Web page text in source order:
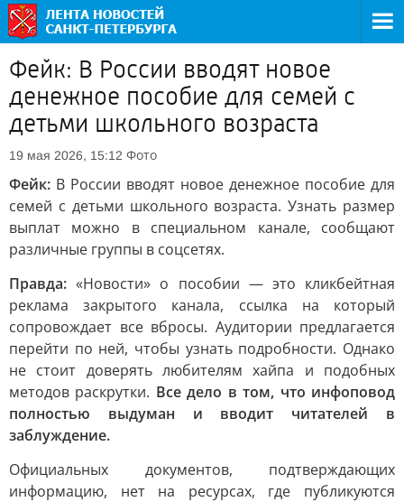
Фейк: В России вводят новое
денежное пособие для семей с
детьми школьного возраста
19 мая 2026, 15:12 Фото
Фейк: В России вводят новое денежное пособие для
семей с детьми школьного возраста. Узнать размер
выплат можно в специальном канале, сообщают
различные группы в соцсетях.
Правда: «Новости» о пособии — это кликбейтная
реклама закрытого канала, ссылка на который
сопровождает все вбросы. Аудитории предлагается
перейти по ней, чтобы узнать подробности. Однако
не стоит доверять любителям хайпа и подобных
методов раскрутки. Все дело в том, что инфоповод
полностью выдуман и вводит читателей в
заблуждение.
Официальных документов, подтверждающих
информацию, нет на ресурсах, где публикуются